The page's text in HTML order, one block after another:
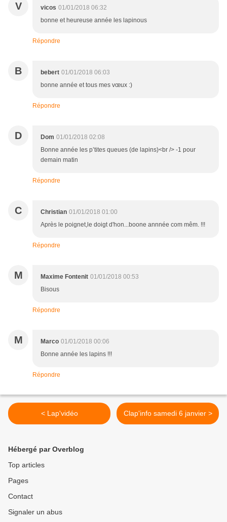
V vicos 01/01/2018 06:32
bonne et heureuse année les lapinous
Répondre
B bebert 01/01/2018 06:03
bonne année et tous mes vœux :)
Répondre
D Dom 01/01/2018 02:08
Bonne année les p’tites queues (de lapins)<br /> -1 pour
demain matin
Répondre
C Christian 01/01/2018 01:00
Après le poignet,le doigt d'hon...boone annnée com mêm. !!!
Répondre
M Maxime Fontenit 01/01/2018 00:53
Bisous
Répondre
M Marco 01/01/2018 00:06
Bonne année les lapins !!!
Répondre
< Lap'vidéo Clap'info samedi 6 janvier >
Hébergé par Overblog
Top articles
Pages
Contact
Signaler un abus